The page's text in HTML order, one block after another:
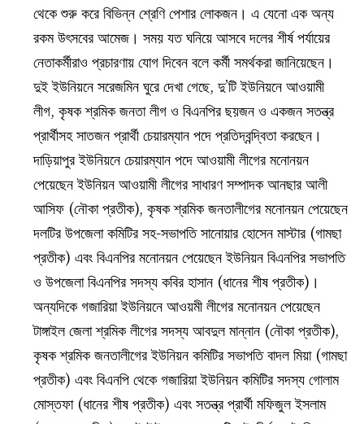
থেকে শুরু করে বিভিন্ন শ্রেণি পেশার লোকজন। এ যেনো এক অন্য
রকম উৎসবের আমেজ। সময় যত ঘনিয়ে আসবে দলের শীর্ষ পর্যায়ের
নেতাকর্মীরাও প্রচারণায় যোগ দিবেন বলে কর্মী সমর্থকরা জানিয়েছেন।
দুই ইউনিয়নে সরেজমিন ঘুরে দেখা গেছে, দু’টি ইউনিয়নে আওয়ামী
লীগ, কৃষক শ্রমিক জনতা লীগ ও বিএনপির ছয়জন ও একজন সতন্ত্র
প্রার্থীসহ সাতজন প্রার্থী চেয়ারম্যান পদে প্রতিদ্বন্দ্বিতা করছেন।
দাড়িয়াপুর ইউনিয়নে চেয়ারম্যান পদে আওয়ামী লীগের মনোনয়ন
পেয়েছেন ইউনিয়ন আওয়ামী লীগের সাধারণ সম্পাদক আনছার আলী
আসিফ (নৌকা প্রতীক), কৃষক শ্রমিক জনতালীগের মনোনয়ন পেয়েছেন
দলটির উপজেলা কমিটির সহ-সভাপতি সানোয়ার হোসেন মাস্টার (গামছা
প্রতীক) এবং বিএনপির মনোনয়ন পেয়েছেন ইউনিয়ন বিএনপির সভাপতি
ও উপজেলা বিএনপির সদস্য কবির হাসান (ধানের শীষ প্রতীক)।
অন্যদিকে গজারিয়া ইউনিয়নে আওয়মী লীগের মনোনয়ন পেয়েছেন
টাঙ্গাইল জেলা শ্রমিক লীগের সদস্য আবদুল মান্নান (নৌকা প্রতীক),
কৃষক শ্রমিক জনতালীগের ইউনিয়ন কমিটির সভাপতি বাদল মিয়া (গামছা
প্রতীক) এবং বিএনপি থেকে গজারিয়া ইউনিয়ন কমিটির সদস্য গোলাম
মোস্তফা (ধানের শীষ প্রতীক) এবং সতন্ত্র প্রার্থী মফিজুল ইসলাম